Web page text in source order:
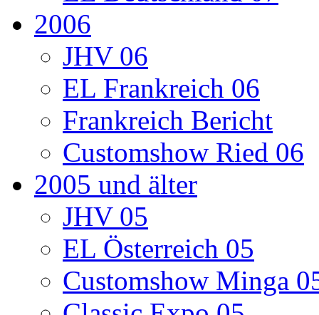
2006
JHV 06
EL Frankreich 06
Frankreich Bericht
Customshow Ried 06
2005 und älter
JHV 05
EL Österreich 05
Customshow Minga